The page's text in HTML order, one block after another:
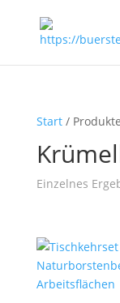
Start/
Einzelnes